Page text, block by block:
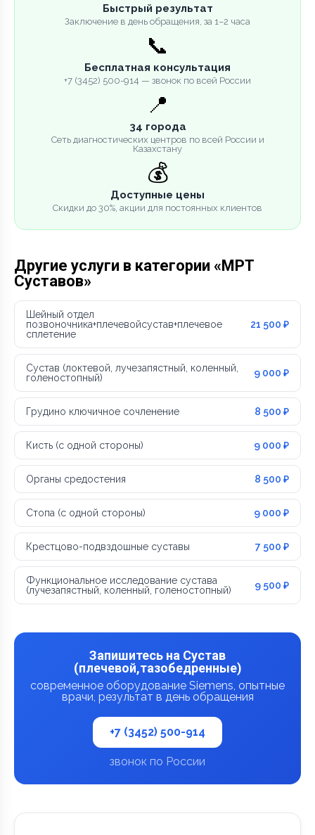
Быстрый результат
Заключение в день обращения, за 1–2 часа
📞
Бесплатная консультация
+7 (3452) 500-914 — звонок по всей России
📍
34 города
Сеть диагностических центров по всей России и
Казахстану
💰
Доступные цены
Скидки до 30%, акции для постоянных клиентов
Другие услуги в категории «МРТ
Суставов»
Шейный отдел
позвоночника+плечевойсустав+плечевое
сплетение
21 500 ₽
Сустав (локтевой, лучезапястный, коленный,
голеностопный)
9 000 ₽
Грудино ключичное сочленение 8 500 ₽
Кисть (с одной стороны) 9 000 ₽
Органы средостения 8 500 ₽
Стопа (с одной стороны) 9 000 ₽
Крестцово-подвздошные суставы 7 500 ₽
Функциональное исследование сустава
(лучезапястный, коленный, голеностопный)
9 500 ₽
Запишитесь на Сустав
(плечевой,тазобедренные)
современное оборудование Siemens, опытные
врачи, результат в день обращения
+7 (3452) 500-914
звонок по России